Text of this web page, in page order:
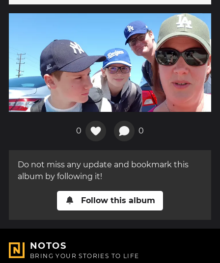
0 0
Do not miss any update and bookmark this
album by following it!
Follow this album
NOTOS
BRING YOUR STORIES TO LIFE